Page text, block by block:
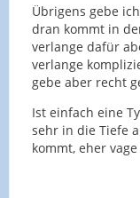
Übrigens gebe
dran kommt in
verlange dafür
verlange
gebe aber recht
Ist einfach eine
sehr in die Tiefe
kommt, eher